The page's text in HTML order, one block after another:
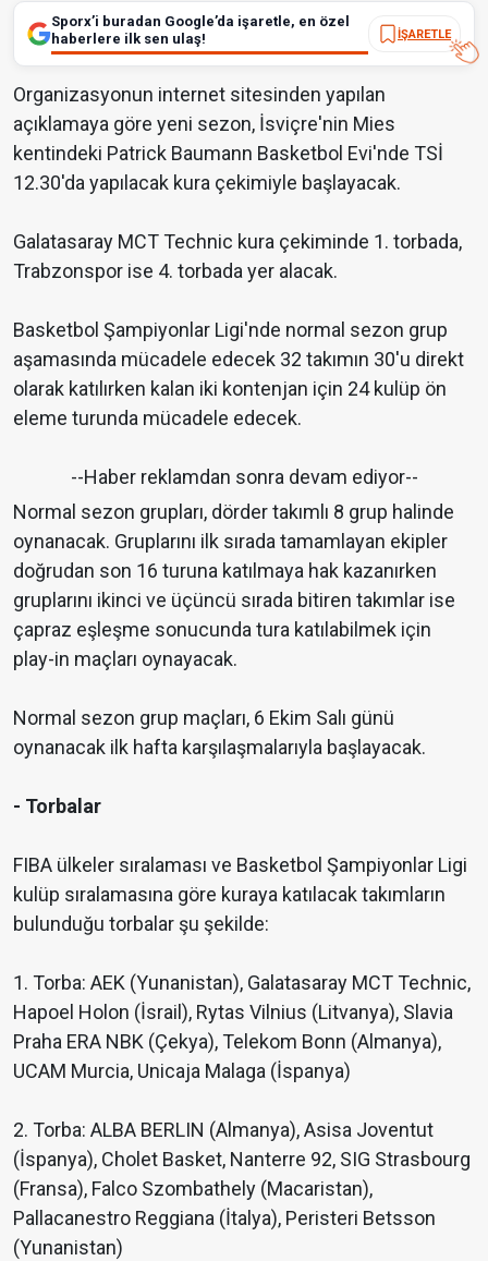
Sporx’i buradan Google’da işaretle, en özel
haberlere ilk sen ulaş!
İŞARETLE
Organizasyonun internet sitesinden yapılan
açıklamaya göre yeni sezon, İsviçre'nin Mies
kentindeki Patrick Baumann Basketbol Evi'nde TSİ
12.30'da yapılacak kura çekimiyle başlayacak.
Galatasaray MCT Technic kura çekiminde 1. torbada,
Trabzonspor ise 4. torbada yer alacak.
Basketbol Şampiyonlar Ligi'nde normal sezon grup
aşamasında mücadele edecek 32 takımın 30'u direkt
olarak katılırken kalan iki kontenjan için 24 kulüp ön
eleme turunda mücadele edecek.
--Haber reklamdan sonra devam ediyor--
Normal sezon grupları, dörder takımlı 8 grup halinde
oynanacak. Gruplarını ilk sırada tamamlayan ekipler
doğrudan son 16 turuna katılmaya hak kazanırken
gruplarını ikinci ve üçüncü sırada bitiren takımlar ise
çapraz eşleşme sonucunda tura katılabilmek için
play-in maçları oynayacak.
Normal sezon grup maçları, 6 Ekim Salı günü
oynanacak ilk hafta karşılaşmalarıyla başlayacak.
- Torbalar
FIBA ülkeler sıralaması ve Basketbol Şampiyonlar Ligi
kulüp sıralamasına göre kuraya katılacak takımların
bulunduğu torbalar şu şekilde:
1. Torba: AEK (Yunanistan), Galatasaray MCT Technic,
Hapoel Holon (İsrail), Rytas Vilnius (Litvanya), Slavia
Praha ERA NBK (Çekya), Telekom Bonn (Almanya),
UCAM Murcia, Unicaja Malaga (İspanya)
2. Torba: ALBA BERLIN (Almanya), Asisa Joventut
(İspanya), Cholet Basket, Nanterre 92, SIG Strasbourg
(Fransa), Falco Szombathely (Macaristan),
Pallacanestro Reggiana (İtalya), Peristeri Betsson
(Yunanistan)